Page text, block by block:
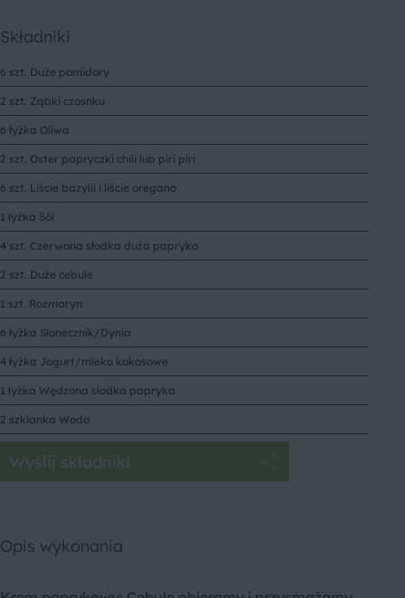
Składniki
6 szt. Duże pomidory
2 szt. Ząbki czosnku
6 łyżka Oliwa
2 szt. Oster papryczki chili lub piri piri
6 szt. Liście bazylii i liście oregano
1 łyżka Sól
4 szt. Czerwona słodka duża papryka
2 szt. Duże cebule
1 szt. Rozmaryn
6 łyżka Słonecznik/Dynia
4 łyżka Jogurt/mleko kokosowe
1 łyżka Wędzona słodka papryka
2 szklanka Woda
Wyślij składniki
Opis wykonania